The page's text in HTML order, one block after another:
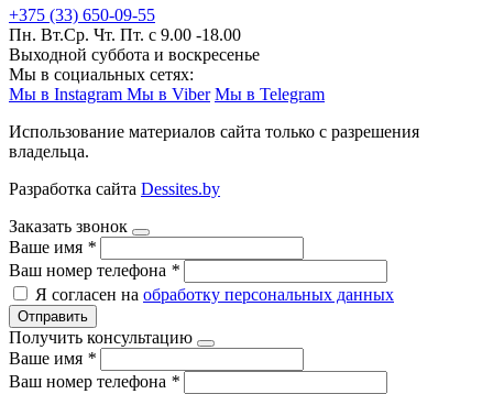
+375 (33) 650-09-55
Пн. Вт.Ср. Чт. Пт. с 9.00 -18.00
Выходной суббота и воскресенье
Мы в социальных сетях:
Мы в Instagram Мы в Viber Мы в Telegram
Использование материалов сайта только с разрешения
владельца.
Разработка сайта Dessites.by
Заказать звонок
Ваше имя *
Ваш номер телефона *
Я согласен на обработку персональных данных
Отправить
Получить консультацию
Ваше имя *
Ваш номер телефона *